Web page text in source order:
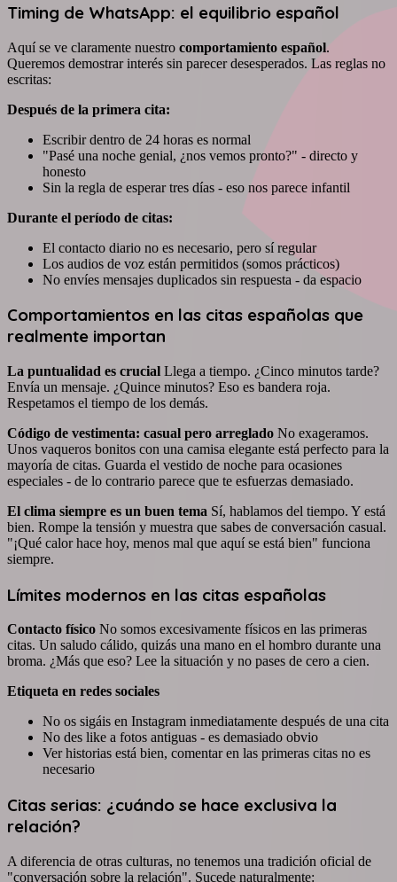
Timing de WhatsApp: el equilibrio español
Aquí se ve claramente nuestro comportamiento español.
Queremos demostrar interés sin parecer desesperados. Las reglas no
escritas:
Después de la primera cita:
Escribir dentro de 24 horas es normal
"Pasé una noche genial, ¿nos vemos pronto?" - directo y
honesto
Sin la regla de esperar tres días - eso nos parece infantil
Durante el período de citas:
El contacto diario no es necesario, pero sí regular
Los audios de voz están permitidos (somos prácticos)
No envíes mensajes duplicados sin respuesta - da espacio
Comportamientos en las citas españolas que
realmente importan
La puntualidad es crucial Llega a tiempo. ¿Cinco minutos tarde?
Envía un mensaje. ¿Quince minutos? Eso es bandera roja.
Respetamos el tiempo de los demás.
Código de vestimenta: casual pero arreglado No exageramos.
Unos vaqueros bonitos con una camisa elegante está perfecto para la
mayoría de citas. Guarda el vestido de noche para ocasiones
especiales - de lo contrario parece que te esfuerzas demasiado.
El clima siempre es un buen tema Sí, hablamos del tiempo. Y está
bien. Rompe la tensión y muestra que sabes de conversación casual.
"¡Qué calor hace hoy, menos mal que aquí se está bien" funciona
siempre.
Límites modernos en las citas españolas
Contacto físico No somos excesivamente físicos en las primeras
citas. Un saludo cálido, quizás una mano en el hombro durante una
broma. ¿Más que eso? Lee la situación y no pases de cero a cien.
Etiqueta en redes sociales
No os sigáis en Instagram inmediatamente después de una cita
No des like a fotos antiguas - es demasiado obvio
Ver historias está bien, comentar en las primeras citas no es
necesario
Citas serias: ¿cuándo se hace exclusiva la
relación?
A diferencia de otras culturas, no tenemos una tradición oficial de
"conversación sobre la relación". Sucede naturalmente: